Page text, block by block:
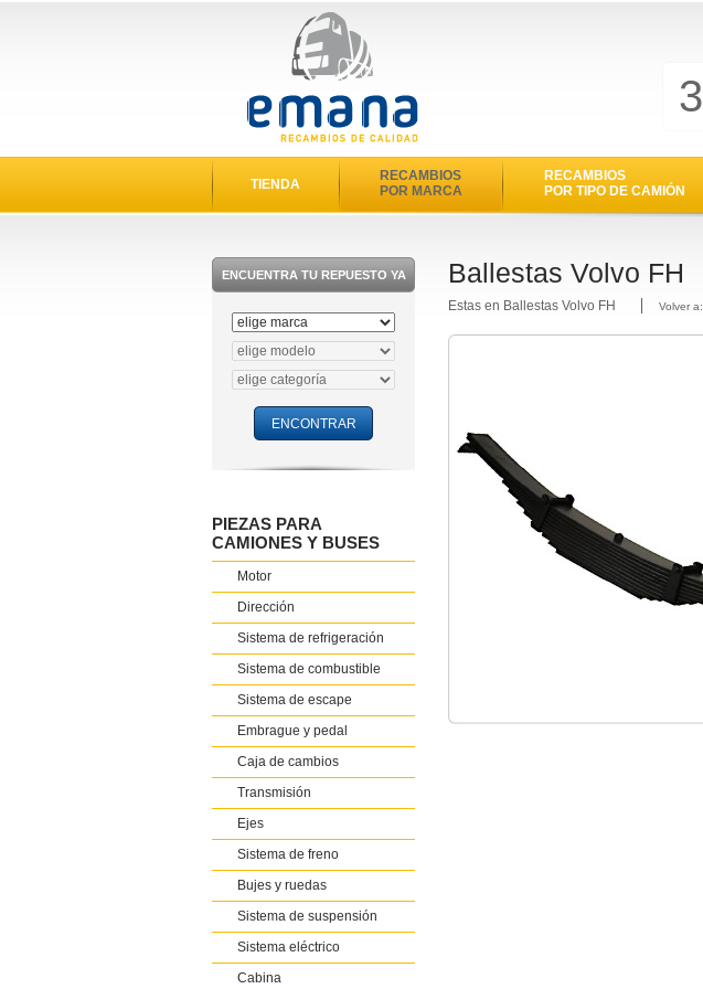
3
TIENDA
RECAMBIOS
POR MARCA
RECAMBIOS
POR TIPO DE CAMIÓN
ENCUENTRA TU REPUESTO YA
PIEZAS PARA
CAMIONES Y BUSES
Motor
Dirección
Sistema de refrigeración
Sistema de combustible
Sistema de escape
Embrague y pedal
Caja de cambios
Transmisión
Ejes
Sistema de freno
Bujes y ruedas
Sistema de suspensión
Sistema eléctrico
Cabina
Ballestas Volvo FH
Estas en Ballestas Volvo FH Volver a: